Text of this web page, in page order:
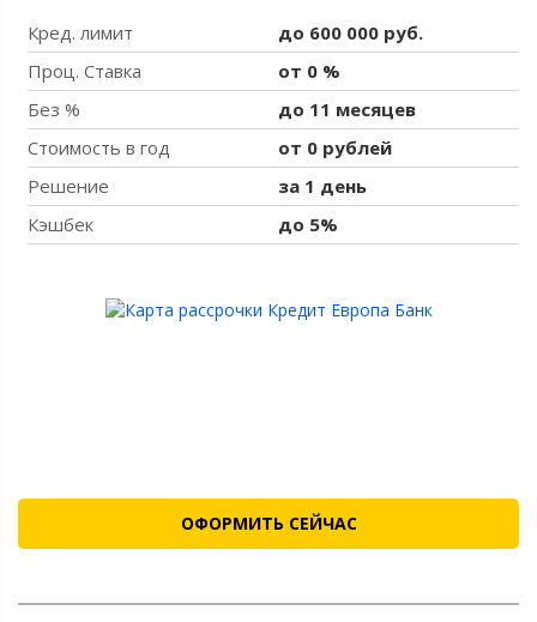
Кред. лимит
до 600 000 руб.
Проц. Ставка
от 0 %
Без %
до 11 месяцев
Стоимость в год
от 0 рублей
Решение
за 1 день
Кэшбек
до 5%
ОФОРМИТЬ СЕЙЧАС